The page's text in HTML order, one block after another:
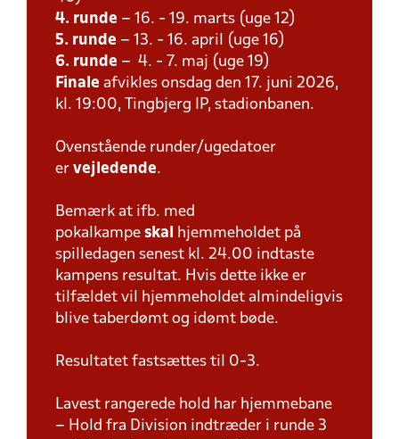
4. runde – 16. - 19. marts (uge 12)
5. runde – 13. - 16. april (uge 16)
6. runde – 4. - 7. maj (uge 19)
Finale afvikles onsdag den 17. juni 2026,
kl. 19:00, Tingbjerg IP, stadionbanen.
Ovenstående runder/ugedatoer
er vejledende.
Bemærk at ifb. med
pokalkampe skal
hjemmeholdet på
spilledagen senest kl. 24.00 indtaste
kampens resultat. Hvis dette ikke er
tilfældet vil hjemmeholdet almindeligvis
blive taberdømt og idømt bøde.
Resultatet fastsættes til 0-3.
Lavest rangerede hold har hjemmebane
– Hold fra Division indtræder i runde 3